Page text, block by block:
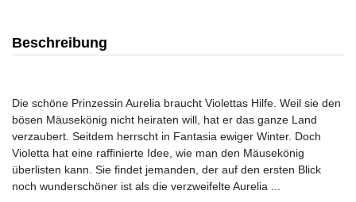
Beschreibung
Die schöne Prinzessin Aurelia braucht Violettas Hilfe. Weil sie den
bösen Mäusekönig nicht heiraten will, hat er das ganze Land
verzaubert. Seitdem herrscht in Fantasia ewiger Winter. Doch
Violetta hat eine raffinierte Idee, wie man den Mäusekönig
überlisten kann. Sie findet jemanden, der auf den ersten Blick
noch wunderschöner ist als die verzweifelte Aurelia ...